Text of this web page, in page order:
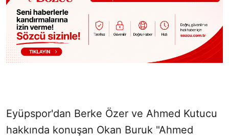
Eyüpspor'dan Berke Özer ve Ahmed Kutucu
hakkında konuşan Okan Buruk "Ahmed